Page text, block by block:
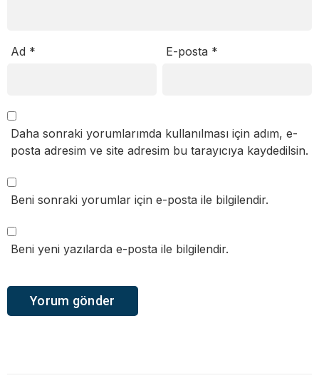
Ad * E-posta *
Daha sonraki yorumlarımda kullanılması için adım, e-
posta adresim ve site adresim bu tarayıcıya kaydedilsin.
Beni sonraki yorumlar için e-posta ile bilgilendir.
Beni yeni yazılarda e-posta ile bilgilendir.